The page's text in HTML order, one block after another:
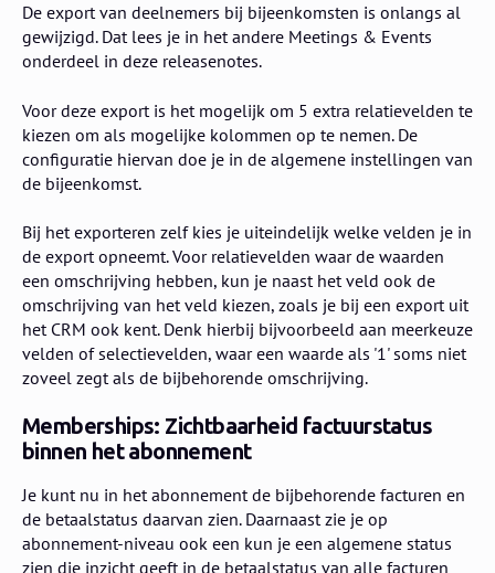
De export van deelnemers bij bijeenkomsten is onlangs al
gewijzigd. Dat lees je in het andere Meetings & Events
onderdeel in deze releasenotes.
Voor deze export is het mogelijk om 5 extra relatievelden te
kiezen om als mogelijke kolommen op te nemen. De
configuratie hiervan doe je in de algemene instellingen van
de bijeenkomst.
Bij het exporteren zelf kies je uiteindelijk welke velden je in
de export opneemt. Voor relatievelden waar de waarden
een omschrijving hebben, kun je naast het veld ook de
omschrijving van het veld kiezen, zoals je bij een export uit
het CRM ook kent. Denk hierbij bijvoorbeeld aan meerkeuze
velden of selectievelden, waar een waarde als '1' soms niet
zoveel zegt als de bijbehorende omschrijving.
Memberships: Zichtbaarheid factuurstatus
binnen het abonnement
Je kunt nu in het abonnement de bijbehorende facturen en
de betaalstatus daarvan zien. Daarnaast zie je op
abonnement-niveau ook een kun je een algemene status
zien die inzicht geeft in de betaalstatus van alle facturen